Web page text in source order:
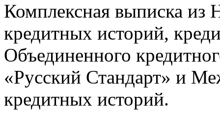
Комплексная выписка из
кредитных историй,
Объединенного
«Русский Стандарт» и
кредитных историй.